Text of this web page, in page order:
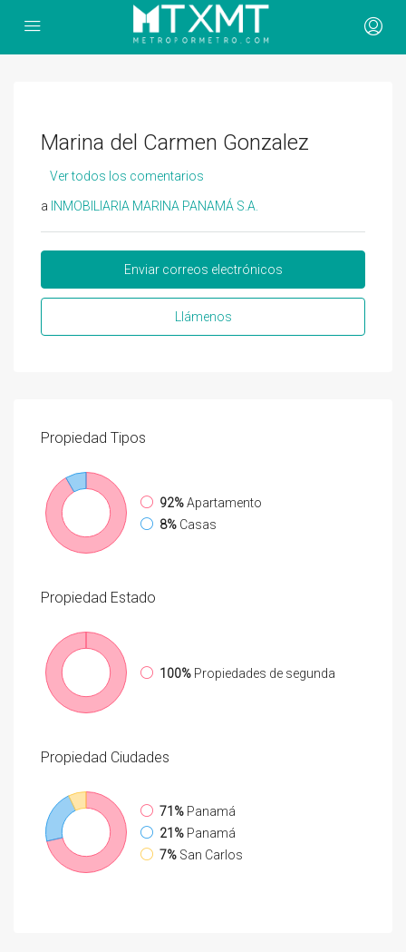
Marina del Carmen Gonzalez
Ver todos los comentarios
a INMOBILIARIA MARINA PANAMÁ S.A.
Enviar correos electrónicos
Llámenos
Propiedad Tipos
92%Apartamento
8% Casas
Propiedad Estado
100% Propiedades de segunda
Propiedad Ciudades
71% Panamá
21% Panamá
7% San Carlos